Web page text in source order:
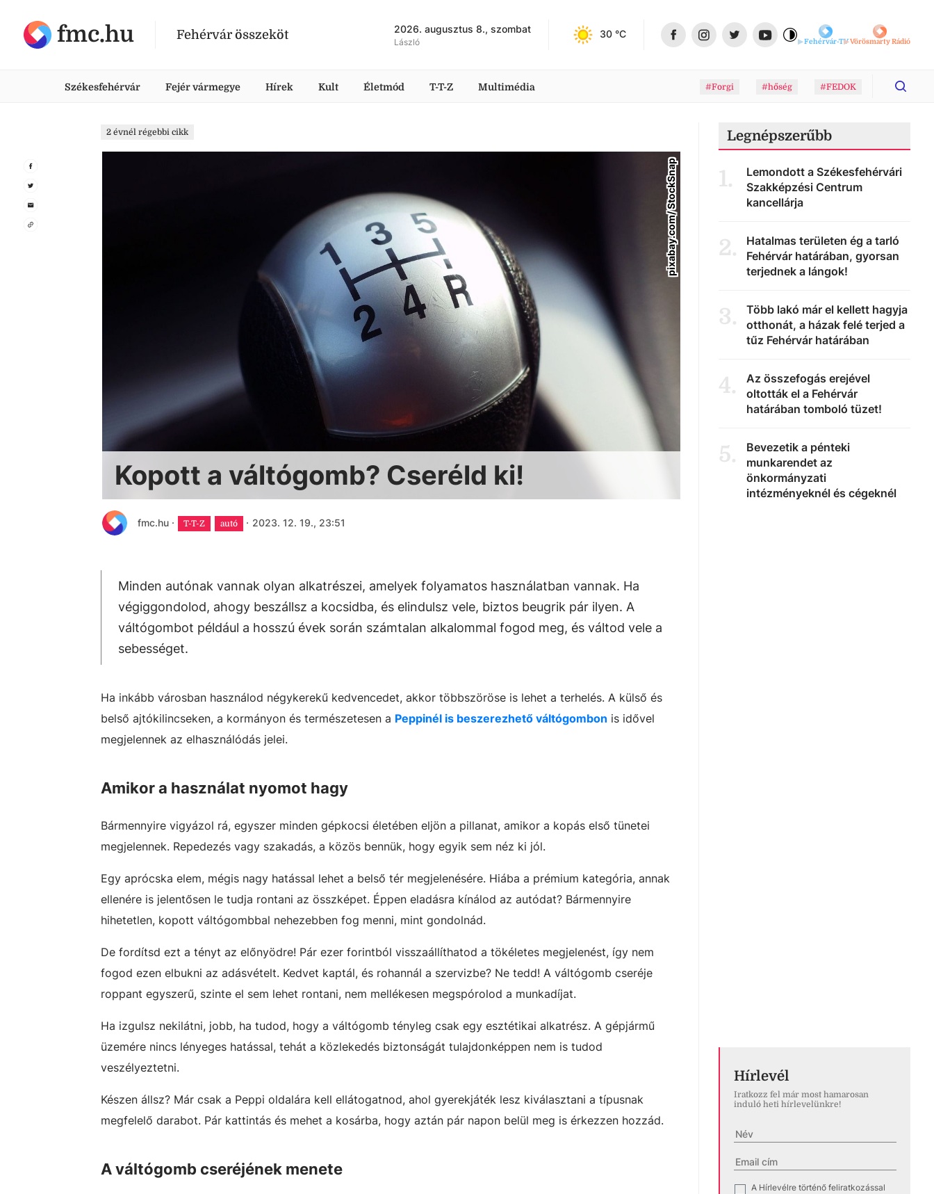
fmc.hu Fehérvár összeköt 2026. augusztus 8., szombat
László
30 °C
Fehérvár-TVVörösmarty Rádió
Székesfehérvár Fejér vármegye Hírek Kult Életmód T-T-Z Multimédia #Forgi #hőség #FEDOK
2 évnél régebbi cikk
pixabay.com/ StockSnap
Kopott a váltógomb? Cseréld ki!
fmc.hu · T-T-Z autó · 2023. 12. 19., 23:51
Minden autónak vannak olyan alkatrészei, amelyek folyamatos használatban vannak. Ha
végiggondolod, ahogy beszállsz a kocsidba, és elindulsz vele, biztos beugrik pár ilyen. A
váltógombot például a hosszú évek során számtalan alkalommal fogod meg, és váltod vele a
sebességet.
Ha inkább városban használod négykerekű kedvencedet, akkor többszöröse is lehet a terhelés. A külső és
belső ajtókilincseken, a kormányon és természetesen a Peppinél is beszerezhető váltógombon is idővel
megjelennek az elhasználódás jelei.
Amikor a használat nyomot hagy
Bármennyire vigyázol rá, egyszer minden gépkocsi életében eljön a pillanat, amikor a kopás első tünetei
megjelennek. Repedezés vagy szakadás, a közös bennük, hogy egyik sem néz ki jól.
Egy aprócska elem, mégis nagy hatással lehet a belső tér megjelenésére. Hiába a prémium kategória, annak
ellenére is jelentősen le tudja rontani az összképet. Éppen eladásra kínálod az autódat? Bármennyire
hihetetlen, kopott váltógombbal nehezebben fog menni, mint gondolnád.
De fordítsd ezt a tényt az előnyödre! Pár ezer forintból visszaállíthatod a tökéletes megjelenést, így nem
fogod ezen elbukni az adásvételt. Kedvet kaptál, és rohannál a szervizbe? Ne tedd! A váltógomb cseréje
roppant egyszerű, szinte el sem lehet rontani, nem mellékesen megspórolod a munkadíjat.
Ha izgulsz nekilátni, jobb, ha tudod, hogy a váltógomb tényleg csak egy esztétikai alkatrész. A gépjármű
üzemére nincs lényeges hatással, tehát a közlekedés biztonságát tulajdonképpen nem is tudod
veszélyeztetni.
Készen állsz? Már csak a Peppi oldalára kell ellátogatnod, ahol gyerekjáték lesz kiválasztani a típusnak
megfelelő darabot. Pár kattintás és mehet a kosárba, hogy aztán pár napon belül meg is érkezzen hozzád.
A váltógomb cseréjének menete
Legnépszerűbb
1.
Lemondott a Székesfehérvári
Szakképzési Centrum
kancellárja
2.
Hatalmas területen ég a tarló
Fehérvár határában, gyorsan
terjednek a lángok!
3.
Több lakó már el kellett hagyja
otthonát, a házak felé terjed a
tűz Fehérvár határában
4.
Az összefogás erejével
oltották el a Fehérvár
határában tomboló tüzet!
5.
Bevezetik a pénteki
munkarendet az
önkormányzati
intézményeknél és cégeknél
Hírlevél
Iratkozz fel már most hamarosan
induló heti hírlevelünkre!
A Hírlevélre történő feliratkozással